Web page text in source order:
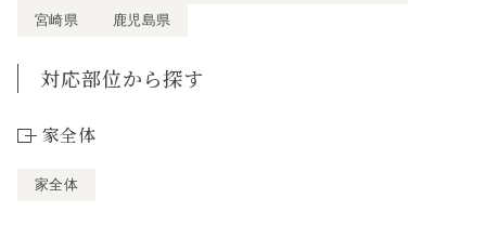
宮崎県
鹿児島県
対応部位から探す
家全体
家全体